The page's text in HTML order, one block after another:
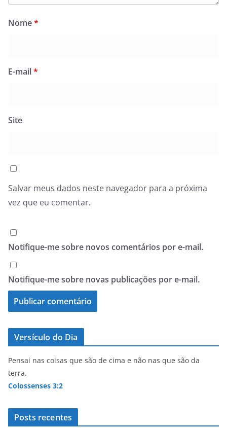
Nome*
E-mail*
Site
Salvar meus dados neste navegador para a próxima
vez que eu comentar.
Notifique-me sobre novos comentários por e-mail.
Notifique-me sobre novas publicações por e-mail.
Versículo do Dia
Pensai nas coisas que são de cima e não nas que são da
terra.
Colossenses 3:2
Posts recentes